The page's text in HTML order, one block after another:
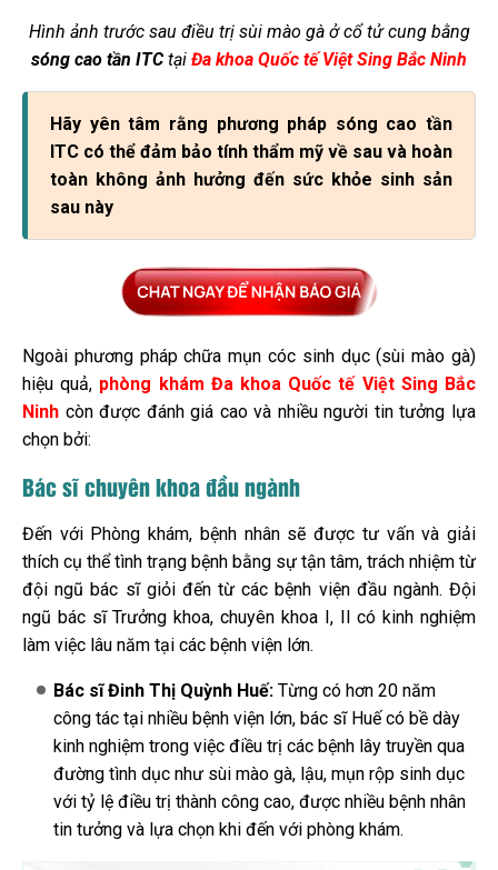
Hình ảnh trước sau điều trị sùi mào gà ở cổ tử cung bằng
sóng cao tần ITCtại Đa khoa Quốc tế Việt Sing Bắc Ninh
Hãy yên tâm rằng phương pháp sóng cao tần
ITC có thể đảm bảo tính thẩm mỹ về sau và hoàn
toàn không ảnh hưởng đến sức khỏe sinh sản
sau này
Ngoài phương pháp chữa mụn cóc sinh dục (sùi mào gà)
hiệu quả, phòng khám Đa khoa Quốc tế Việt Sing Bắc
Ninh còn được đánh giá cao và nhiều người tin tưởng lựa
chọn bởi:
Bác sĩ chuyên khoa đầu ngành
Đến với Phòng khám, bệnh nhân sẽ được tư vấn và giải
thích cụ thể tình trạng bệnh bằng sự tận tâm, trách nhiệm từ
đội ngũ bác sĩ giỏi đến từ các bệnh viện đầu ngành. Đội
ngũ bác sĩ Trưởng khoa, chuyên khoa I, II có kinh nghiệm
làm việc lâu năm tại các bệnh viện lớn.
Bác sĩ Đinh Thị Quỳnh Huế: Từng có hơn 20 năm
công tác tại nhiều bệnh viện lớn, bác sĩ Huế có bề dày
kinh nghiệm trong việc điều trị các bệnh lây truyền qua
đường tình dục như sùi mào gà, lậu, mụn rộp sinh dục
với tỷ lệ điều trị thành công cao, được nhiều bệnh nhân
tin tưởng và lựa chọn khi đến với phòng khám.